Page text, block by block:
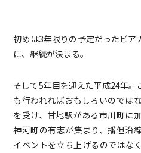
初めは3年限りの予定だったビア
に、継続が決まる。
そして5年目を迎えた平成24年
も行われればおもしろいのでは
を受け、甘地駅がある市川町に
神河町の有志が集まり、播但沿
イベントを立ち上げるのではな